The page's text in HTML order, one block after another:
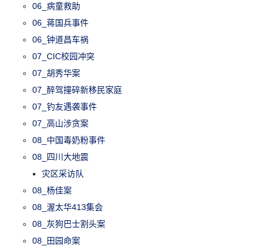
06_病童救助
06_蒋国兵事件
06_钟道昌车祸
07_CIC校园冲突
07_胡秀华案
07_醉驾撞碎新移民家庭
07_钓友遇袭事件
07_高山涉贪案
08_中国毒奶粉事件
08_四川大地震
灾区采访队
08_杨佳案
08_渥太华413集会
08_灰狗巴士割头案
08_田园命案